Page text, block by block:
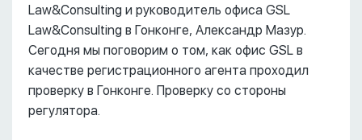
Law&Consulting и руководитель офиса GSL
Law&Consulting в Гонконге, Александр Мазур.
Сегодня мы поговорим о том, как офис GSL в
качестве регистрационного агента проходил
проверку в Гонконге. Проверку со стороны
регулятора.